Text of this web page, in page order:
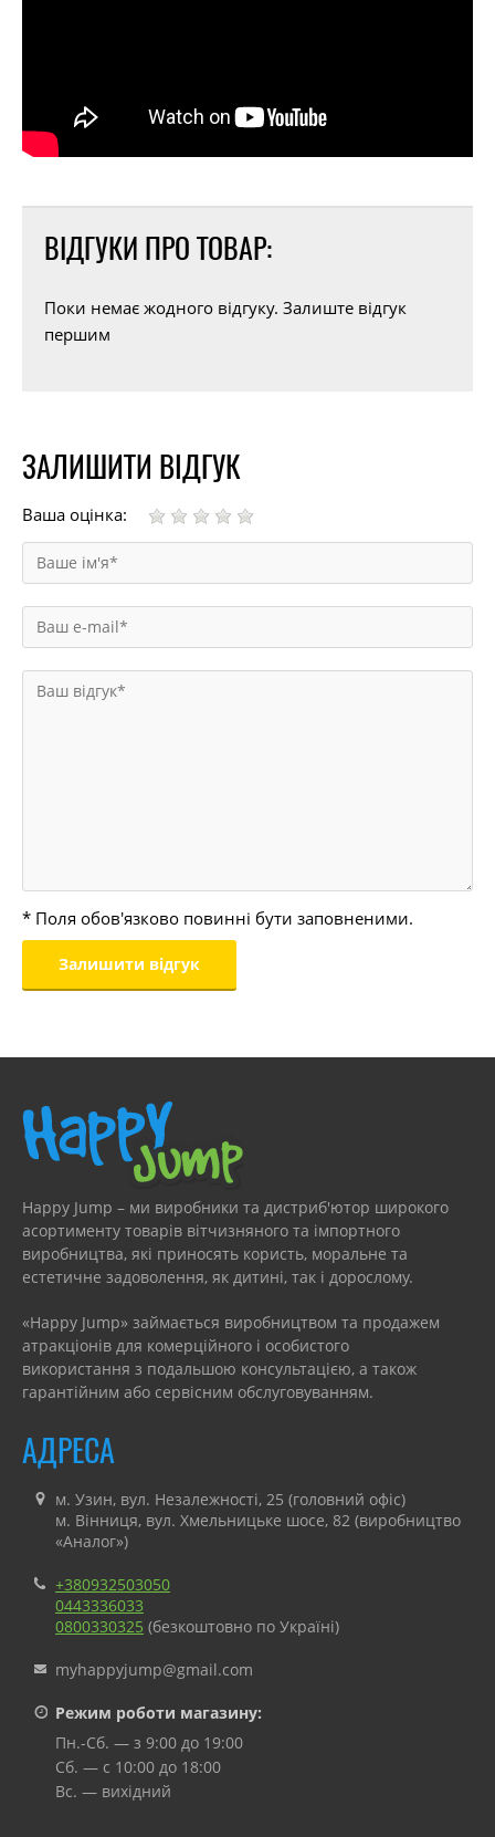
ВІДГУКИ ПРО ТОВАР:
Поки немає жодного відгуку. Залиште відгук
першим
ЗАЛИШИТИ ВІДГУК
Ваша оцінка:
* Поля обов'язково повинні бути заповненими.
Happy Jump – ми виробники та дистриб'ютор широкого
асортименту товарів вітчизняного та імпортного
виробництва, які приносять користь, моральне та
естетичне задоволення, як дитині, так і дорослому.
«Happy Jump» займається виробництвом та продажем
атракціонів для комерційного і особистого
використання з подальшою консультацією, а також
гарантійним або сервісним обслуговуванням.
АДРЕСА
м. Узин, вул. Незалежності, 25 (головний офіс)
м. Вінниця, вул. Хмельницьке шосе, 82 (виробництво
«Аналог»)
+380932503050
0443336033
0800330325 (безкоштовно по Україні)
myhappyjump@gmail.com
Режим роботи магазину:
Пн.-Сб. — з 9:00 до 19:00
Сб. — с 10:00 до 18:00
Вс. — вихідний